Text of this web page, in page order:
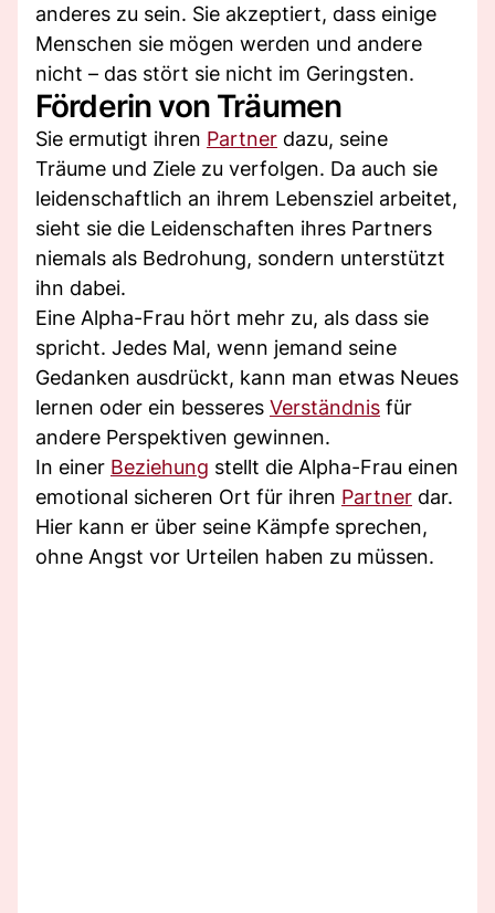
anderes zu sein. Sie akzeptiert, dass einige
Menschen sie mögen werden und andere
nicht – das stört sie nicht im Geringsten.
Förderin von Träumen
Sie ermutigt ihren Partner dazu, seine
Träume und Ziele zu verfolgen. Da auch sie
leidenschaftlich an ihrem Lebensziel arbeitet,
sieht sie die Leidenschaften ihres Partners
niemals als Bedrohung, sondern unterstützt
ihn dabei.
Eine Alpha-Frau hört mehr zu, als dass sie
spricht. Jedes Mal, wenn jemand seine
Gedanken ausdrückt, kann man etwas Neues
lernen oder ein besseres Verständnis für
andere Perspektiven gewinnen.
In einer Beziehung stellt die Alpha-Frau einen
emotional sicheren Ort für ihren Partner dar.
Hier kann er über seine Kämpfe sprechen,
ohne Angst vor Urteilen haben zu müssen.